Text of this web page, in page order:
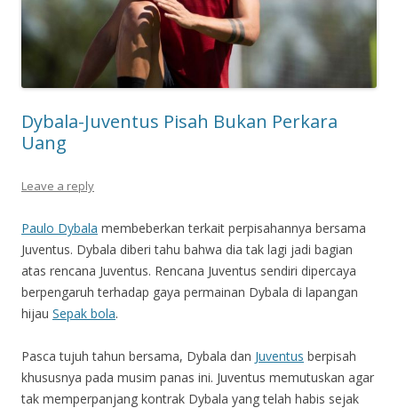
Dybala-Juventus Pisah Bukan Perkara
Uang
Leave a reply
Paulo Dybala membeberkan terkait perpisahannya bersama
Juventus. Dybala diberi tahu bahwa dia tak lagi jadi bagian
atas rencana Juventus. Rencana Juventus sendiri dipercaya
berpengaruh terhadap gaya permainan Dybala di lapangan
hijau Sepak bola.
Pasca tujuh tahun bersama, Dybala dan Juventus berpisah
khususnya pada musim panas ini. Juventus memutuskan agar
tak memperpanjang kontrak Dybala yang telah habis sejak